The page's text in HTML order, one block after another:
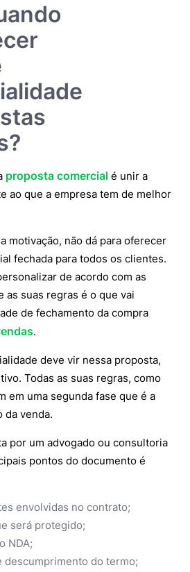
proposta comercial é unir a
ao que a empresa tem de melhor
motivação, não dá para oferecer
fechada para todos os clientes.
de acordo com as
as suas regras é o que vai
de fechamento da compra
.
deve vir nessa proposta,
Todas as suas regras, como
em uma segunda fase que é a
da venda.
por um advogado ou consultoria
pontos do documento é
envolvidas no contrato;
será protegido;
NDA;
descumprimento do termo;